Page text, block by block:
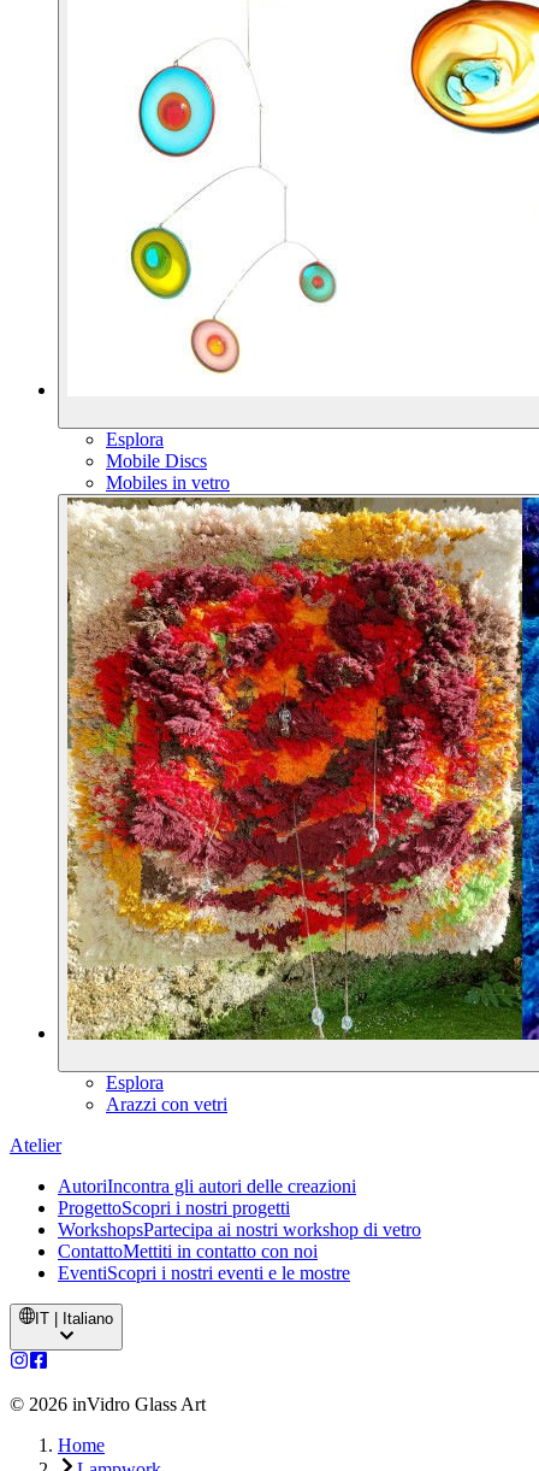
Esplora
Mobile Discs
Mobiles in vetro
Esplora
Arazzi con vetri
Atelier
AutoriIncontra gli autori delle creazioni
ProgettoScopri i nostri progetti
WorkshopsPartecipa ai nostri workshop di vetro
ContattoMettiti in contatto con noi
EventiScopri i nostri eventi e le mostre
IT | Italiano
© 2026 inVidro Glass Art
Home